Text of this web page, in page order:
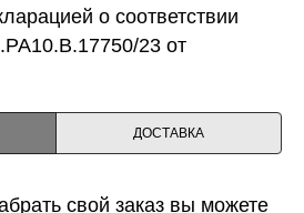
о соответствии
23 от
ДОСТАВКА
свой заказ вы можете